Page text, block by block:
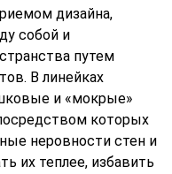
дизайна,
собой и
путем
В линейках
и «мокрые»
которых
неровности стен и
их теплее, избавить